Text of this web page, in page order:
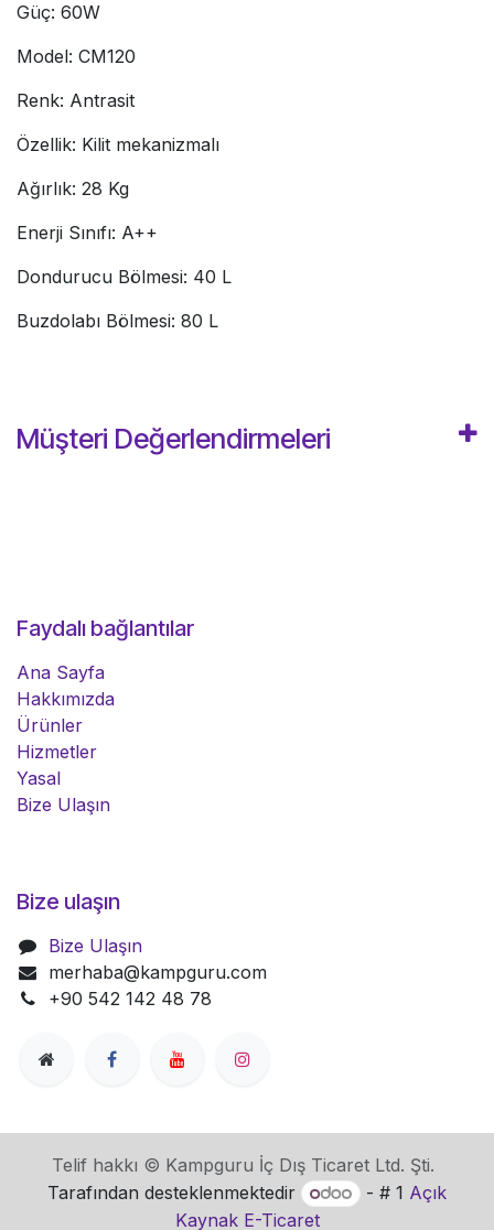
Güç: 60W
Model: CM120
Renk: Antrasit
Özellik: Kilit mekanizmalı
Ağırlık: 28 Kg
Enerji Sınıfı: A++
Dondurucu Bölmesi: 40 L
Buzdolabı Bölmesi: 80 L
Müşteri Değerlendirmeleri
Faydalı bağlantılar
Ana Sayfa
Hakkımızda
Ürünler
Hizmetler
Yasal
Bize Ulaşın
Bize ulaşın
Bize Ulaşın
merhaba@kampguru.com
+90 542 142 48 78
Telif hakkı © Kampguru İç Dış Ticaret Ltd. Şti.
Tarafından desteklenmektedir
- # 1 Açık
Kaynak E-Ticaret